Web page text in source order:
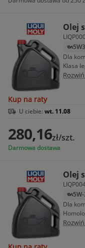
Olej
Dla
Klasa
Kup na raty
U ciebie: wt. 11.08
280,16zł/szt.
Darmowa dostawa
Olej
Dla